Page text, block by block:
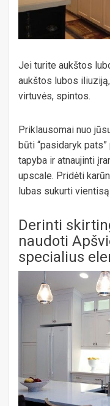
Jei turite aukštos
aukštos lubos
virtuvės, spintos.
Priklausomai nuo
būti “pasidaryk
tapyba ir atnaujinti
upscale. Pridėti
lubas sukurti
Derinti
naudoti
specialius